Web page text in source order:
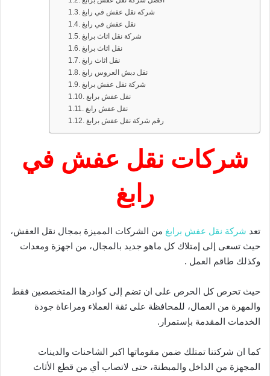
شركه نقل عفش في رابغ
نقل عفش في رابغ
شركة نقل اثاث برابغ
نقل اثاث برابغ
نقل اثاث رابغ
نقل دبش العروس رابغ
شركة نقل عفش برابغ
نقل عفش برابغ
نقل عفش رابغ
رقم شركة نقل عفش برابغ
شركات نقل عفش في
رابغ
تعد شركة نقل عفش برابغ من الشركات المميزة بمجال نقل العفش،
حيث تسعى إلى إمتلاك كل ماهو جديد بالمجال، من اجهزة ومعدات
وكذلك طاقم العمل .
حيث تحرص كل الحرص على ان تضم إلى كوادرها المتخصصين فقط
والمهرة من العمال، للمحافظة على ثقة العملاء ومراعاة جودة
الخدمات المقدمة بإستمرار.
كما ان شركتنا تمتلك ضمن مقوماتها اكبر الشاحنات والدينات
المجهزة من الداخل والمبطنة، حتى لاتصاب أي من قطع الأثاث